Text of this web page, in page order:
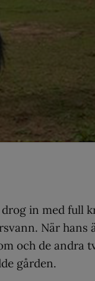
in med full
När hans
och de andra
gården.